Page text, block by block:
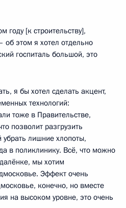
году [к строительству],
этом я хотел отдельно
госпиталь большой, это
я бы хотел сделать акцент,
технологий:
тоже в Правительстве,
позволит разгрузить
лишние хлопоты,
в поликлинику. Всё, что можно
мы хотим
Эффект очень
конечно, но вместе
на высоком уровне, это очень